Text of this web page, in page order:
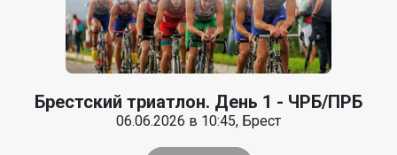
Брестский триатлон. День 1 - ЧРБ/ПРБ
06.06.2026 в 10:45, Брест